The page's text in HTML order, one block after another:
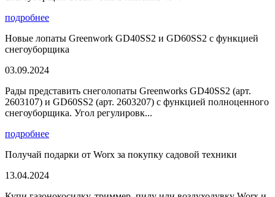
подробнее
Новые лопаты Greenwork GD40SS2 и GD60SS2 с функцией
снегоуборщика
03.09.2024
Рады представить снеголопаты Greenworks GD40SS2 (арт.
2603107) и GD60SS2 (арт. 2603207) с функцией полноценного
снегоуборщика. Угол регулировк...
подробнее
Получай подарки от Worx за покупку садовой техники
13.04.2024